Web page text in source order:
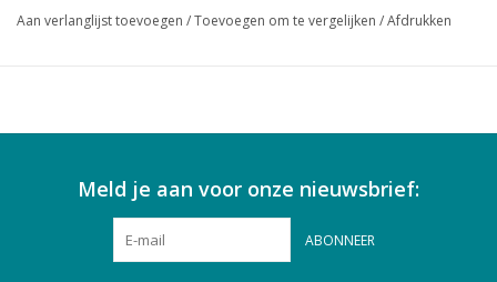
Aan verlanglijst toevoegen /Toevoegen om te vergelijken /Afdrukken
Meld je aan voor onze nieuwsbrief:
ABONNEER